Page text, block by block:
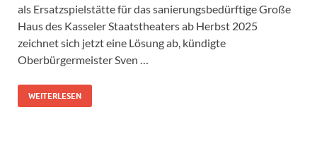
als Ersatzspielstätte für das sanierungsbedürftige Große
Haus des Kasseler Staatstheaters ab Herbst 2025
zeichnet sich jetzt eine Lösung ab, kündigte
Oberbürgermeister Sven …
WEITERLESEN